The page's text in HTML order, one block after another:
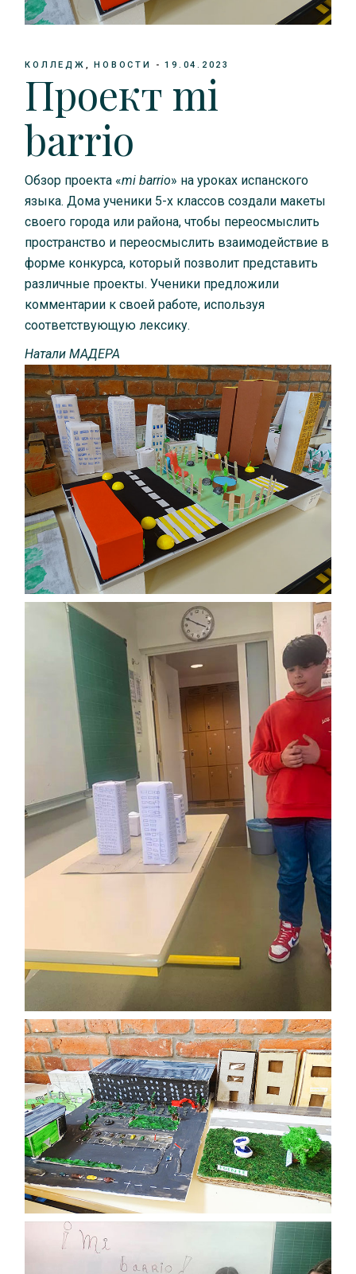
КОЛЛЕДЖ НОВОСТИ 19.04.2023
Проект mi
barrio
Обзор проекта «mi barrio» на уроках испанского
языка. Дома ученики 5-х классов создали макеты
своего города или района, чтобы переосмыслить
пространство и переосмыслить взаимодействие в
форме конкурса, который позволит представить
различные проекты. Ученики предложили
комментарии к своей работе, используя
соответствующую лексику.
Натали МАДЕРА